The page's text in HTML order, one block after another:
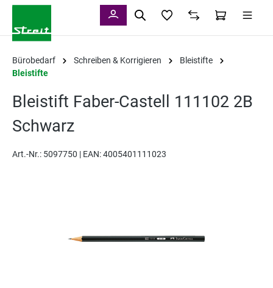
Bürobedarf Schreiben & Korrigieren
Bleistifte
Bleistifte
Bleistift Faber-Castell 111102 2B
Schwarz
Art.-Nr.: 5097750 | EAN: 4005401111023